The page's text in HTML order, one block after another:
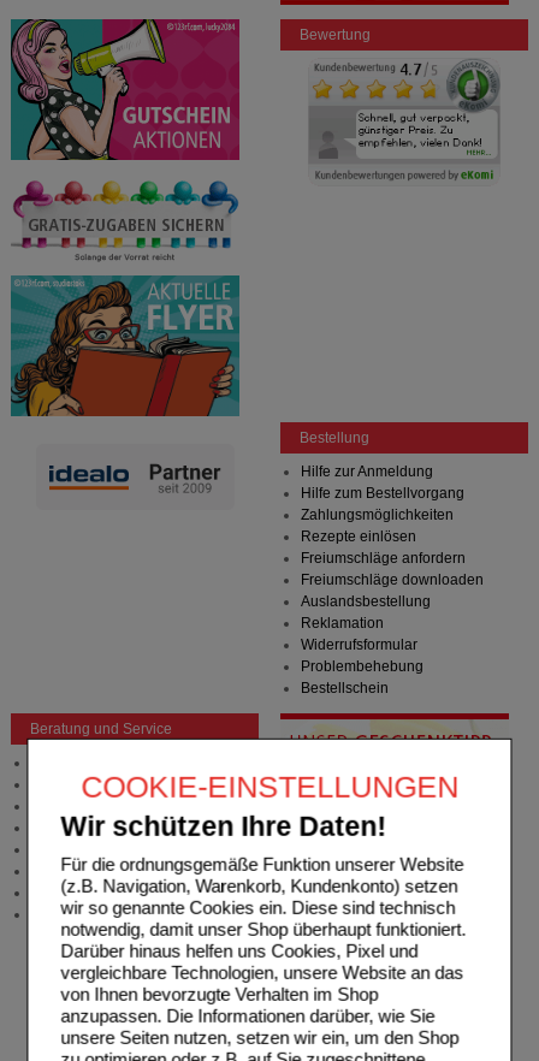
COOKIE-EINSTELLUNGEN
Wir schützen Ihre Daten!
Für die ordnungsgemäße Funktion unserer Website
(z.B. Navigation, Warenkorb, Kundenkonto) setzen
wir so genannte Cookies ein. Diese sind technisch
notwendig, damit unser Shop überhaupt funktioniert.
Darüber hinaus helfen uns Cookies, Pixel und
vergleichbare Technologien, unsere Website an das
von Ihnen bevorzugte Verhalten im Shop
anzupassen. Die Informationen darüber, wie Sie
unsere Seiten nutzen, setzen wir ein, um den Shop
Bewertung
Bestellung
Hilfe zur Anmeldung
Hilfe zum Bestellvorgang
Zahlungsmöglichkeiten
Rezepte einlösen
Freiumschläge anfordern
Freiumschläge downloaden
Auslandsbestellung
Reklamation
Widerrufsformular
Problembehebung
Bestellschein
Beratung und Service
Produktberatung
Zuzahlungsfreie Arzneien
Newsletter
Neukundenprämie
Stellenangebote